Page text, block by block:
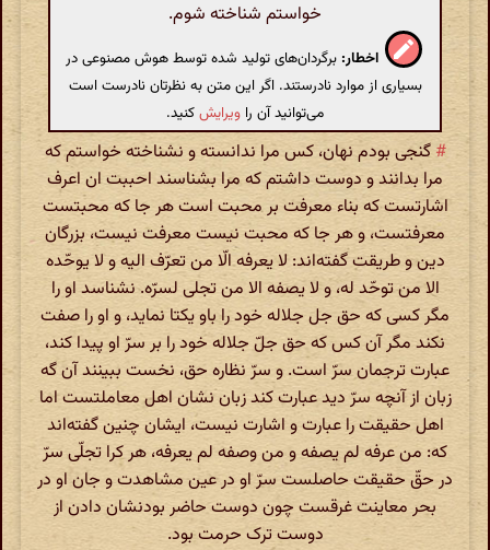
خواستم شناخته شوم.
اخطار: برگردان‌های تولید شده توسط هوش مصنوعی در
بسیاری از موارد نادرستند. اگر این متن به نظرتان نادرست است
می‌توانید آن را ویرایشکنید.
# گنجی بودم نهان، کس مرا ندانسته و نشناخته خواستم که
مرا بدانند و دوست داشتم که مرا بشناسند احببت ان اعرف
اشارتست که بناء معرفت بر محبت است هر جا که محبتست
معرفتست، و هر جا که محبت نیست معرفت نیست، بزرگان
دین و طریقت گفته‌اند: لا یعرفه الّا من تعرّف الیه و لا یوحّده
الا من توحّد له، و لا یصفه الا من تجلی لسرّه. نشناسد او را
مگر کسی که حق جل جلاله خود را باو یکتا نماید، و او را صفت
نکند مگر آن کس که حق جلّ جلاله خود را بر سرّ او پیدا کند،
عبارت ترجمان سرّ است. و سرّ نظاره حق، نخست ببینند آن گه
زبان از آنچه سرّ دید عبارت کند زبان نشان اهل معاملتست اما
اهل حقیقت را عبارت و اشارت نیست، ایشان چنین گفته‌اند
که: من عرفه لم یصفه و من وصفه لم یعرفه، هر کرا تجلّی سرّ
در حقّ حقیقت حاصلست سرّ او در عین مشاهدت و جان او در
بحر معاینت غرقست چون دوست حاضر بودنشان دادن از
دوست ترک حرمت بود.